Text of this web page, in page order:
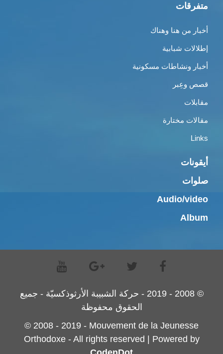
متفرقات
أخبار من هنا وهناك
إطلالات شبابية
أخبار ونشاطات مسكونية
قصص وعِبر
مقابلات
مقالات مختارة
Links
أيقونات
صلوات
Audio/video
Album
© 2008 - 2019 - حركة الشبيبة الأرثوذكسيّة - جميع
الحقوق محفوظة
© 2008 - 2019 - Mouvement de la Jeunesse
Orthodoxe - All rights reserved | Powered by